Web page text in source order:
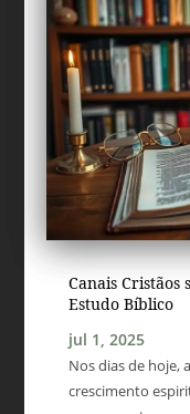
Canais Cristãos
Estudo Bíblico
jul 1, 2025
Nos dias de hoje,
crescimento